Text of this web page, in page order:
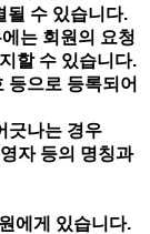
될 수 있습니다.
는 회원의 요청
할 수 있습니다.
으로 등록되어
긋나는 경우
자 등의 명칭과
에게 있습니다.